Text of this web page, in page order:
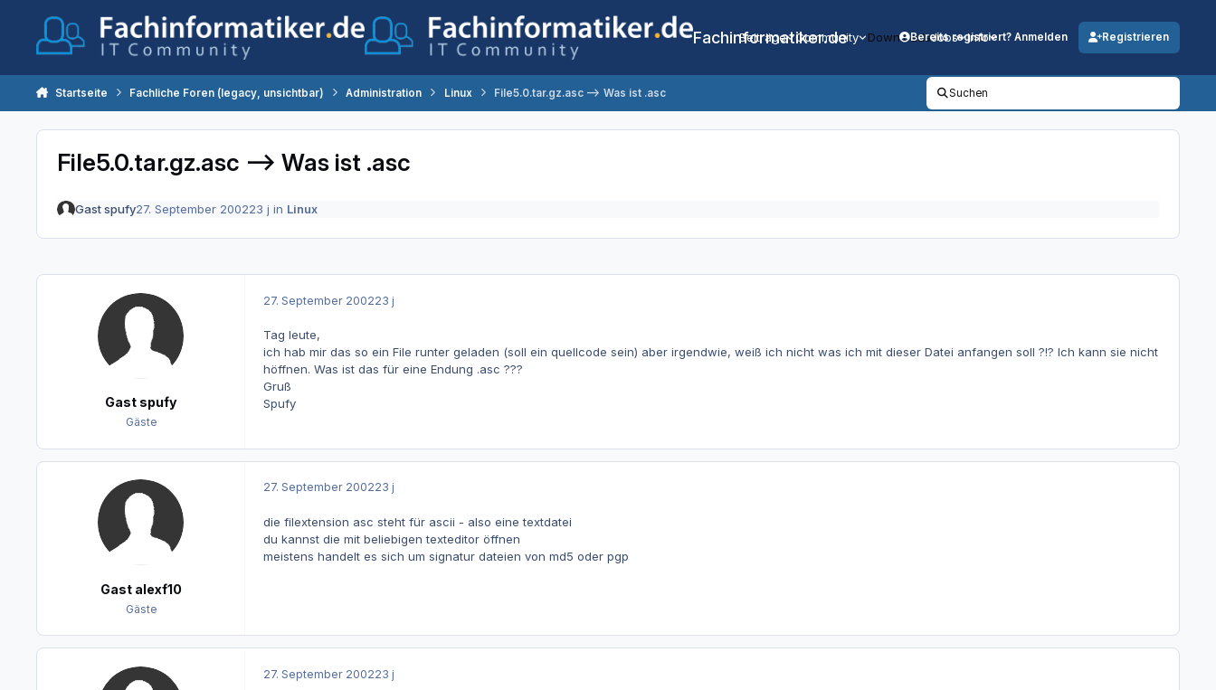
Fachinformatiker.de
Beiträge Community DownloadsJobs Info
Bereits registriert? Anmelden Registrieren
Startseite Fachliche Foren (legacy, unsichtbar) Administration Linux File5.0.tar.gz.asc --> Was ist .asc Suchen
File5.0.tar.gz.asc --> Was ist .asc
Gast spufy27. September 200223 j in Linux
Gast spufy
Gäste
27. September 200223 j
Tag leute,
ich hab mir das so ein File runter geladen (soll ein quellcode sein) aber irgendwie, weiß ich nicht was ich mit dieser Datei anfangen soll ?!? Ich kann sie nicht
höffnen. Was ist das für eine Endung .asc ???
Gruß
Spufy
Gast alexf10
Gäste
27. September 200223 j
die filextension asc steht für ascii - also eine textdatei
du kannst die mit beliebigen texteditor öffnen
meistens handelt es sich um signatur dateien von md5 oder pgp
27. September 200223 j